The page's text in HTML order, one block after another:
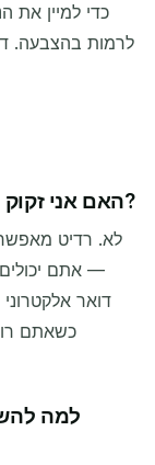
כדי למיין
לרמות בהצבעה.
האם אני זקוק לדואר אלקטרוני כדי להירשם לרדיט?
לא. רדיט
— אתם
דואר
כשאתם
למה